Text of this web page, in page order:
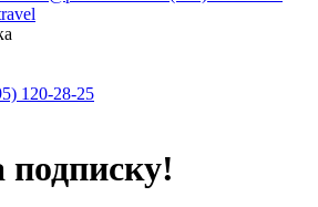
120-28-25
подписку!